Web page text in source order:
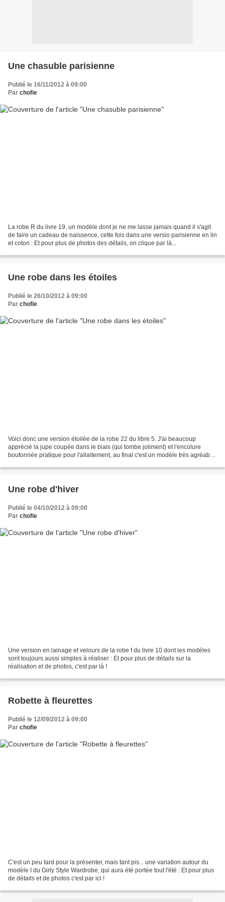
Une chasuble parisienne
Publié le 16/11/2012 à 09:00
Par chofie
La robe R du livre 19, un modèle dont je ne me lasse jamais quand il s'agit
de faire un cadeau de naissence, cette fois dans une versio parisienne en lin
et coton : Et pour plus de photos des détails, on clique par là...
Une robe dans les étoiles
Publié le 26/10/2012 à 09:00
Par chofie
Voici donc une version étoilée de la robe 22 du libre 5. J'ai beaucoup
apprécié la jupe coupée dans le biais (qui tombe joliment) et l'encolure
boutonnée pratique pour l'allaitement, au final c'est un modèle très agréable
Une robe d'hiver
Publié le 04/10/2012 à 09:00
Par chofie
Une version en lainage et velours de la robe f du livre 10 dont les modèles
sont toujours aussi simples à réaliser : Et pour plus de détails sur la
réalisation et de photos, c'est par là !
Robette à fleurettes
Publié le 12/09/2012 à 09:00
Par chofie
C'est un peu tard pour la présenter, mais tant pis... une variation autour du
modèle I du Girly Style Wardrobe, qui aura été portée tout l'été : Et pour plus
de détails et de photos c'est par ici !